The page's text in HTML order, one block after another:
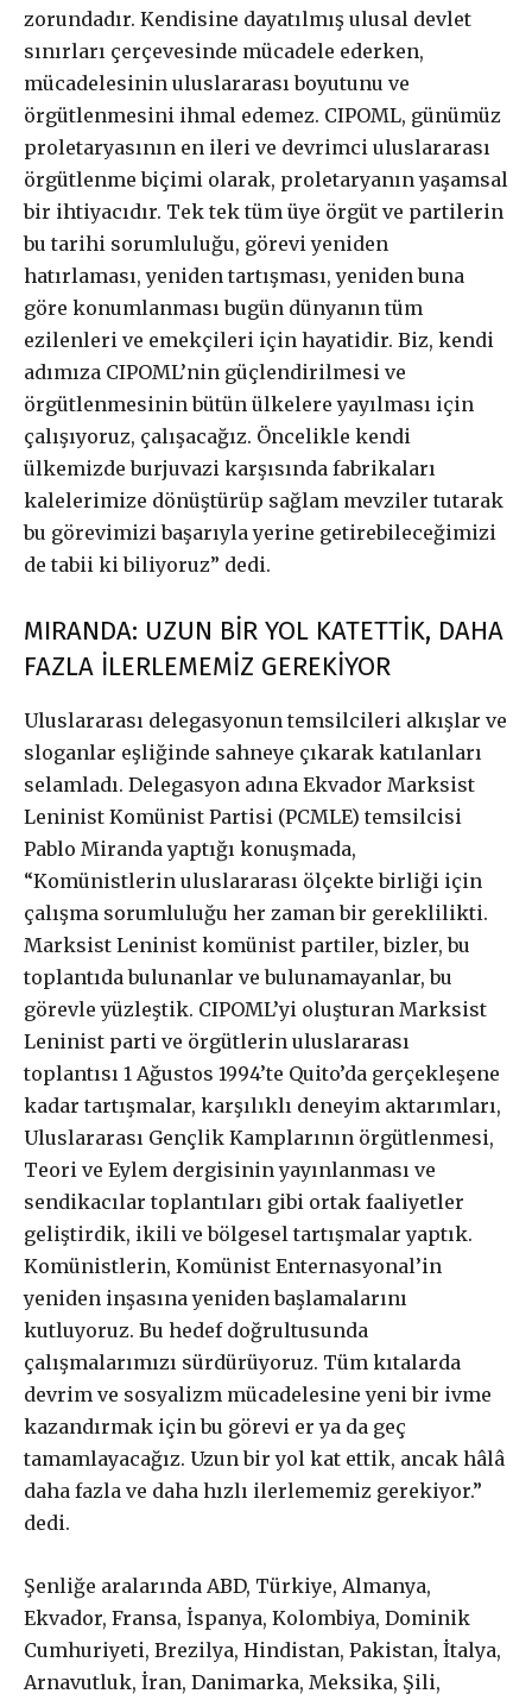
zorundadır. Kendisine dayatılmış ulusal devlet
sınırları çerçevesinde mücadele ederken,
mücadelesinin uluslararası boyutunu ve
örgütlenmesini ihmal edemez. CIPOML, günümüz
proletaryasının en ileri ve devrimci uluslararası
örgütlenme biçimi olarak, proletaryanın yaşamsal
bir ihtiyacıdır. Tek tek tüm üye örgüt ve partilerin
bu tarihi sorumluluğu, görevi yeniden
hatırlaması, yeniden tartışması, yeniden buna
göre konumlanması bugün dünyanın tüm
ezilenleri ve emekçileri için hayatidir. Biz, kendi
adımıza CIPOML’nin güçlendirilmesi ve
örgütlenmesinin bütün ülkelere yayılması için
çalışıyoruz, çalışacağız. Öncelikle kendi
ülkemizde burjuvazi karşısında fabrikaları
kalelerimize dönüştürüp sağlam mevziler tutarak
bu görevimizi başarıyla yerine getirebileceğimizi
de tabii ki biliyoruz” dedi.
MIRANDA: UZUN BİR YOL KATETTİK, DAHA
FAZLA İLERLEMEMİZ GEREKİYOR
Uluslararası delegasyonun temsilcileri alkışlar ve
sloganlar eşliğinde sahneye çıkarak katılanları
selamladı. Delegasyon adına Ekvador Marksist
Leninist Komünist Partisi (PCMLE) temsilcisi
Pablo Miranda yaptığı konuşmada,
“Komünistlerin uluslararası ölçekte birliği için
çalışma sorumluluğu her zaman bir gereklilikti.
Marksist Leninist komünist partiler, bizler, bu
toplantıda bulunanlar ve bulunamayanlar, bu
görevle yüzleştik. CIPOML’yi oluşturan Marksist
Leninist parti ve örgütlerin uluslararası
toplantısı 1 Ağustos 1994’te Quito’da gerçekleşene
kadar tartışmalar, karşılıklı deneyim aktarımları,
Uluslararası Gençlik Kamplarının örgütlenmesi,
Teori ve Eylem dergisinin yayınlanması ve
sendikacılar toplantıları gibi ortak faaliyetler
geliştirdik, ikili ve bölgesel tartışmalar yaptık.
Komünistlerin, Komünist Enternasyonal’in
yeniden inşasına yeniden başlamalarını
kutluyoruz. Bu hedef doğrultusunda
çalışmalarımızı sürdürüyoruz. Tüm kıtalarda
devrim ve sosyalizm mücadelesine yeni bir ivme
kazandırmak için bu görevi er ya da geç
tamamlayacağız. Uzun bir yol kat ettik, ancak hâlâ
daha fazla ve daha hızlı ilerlememiz gerekiyor.”
dedi.
Şenliğe aralarında ABD, Türkiye, Almanya,
Ekvador, Fransa, İspanya, Kolombiya, Dominik
Cumhuriyeti, Brezilya, Hindistan, Pakistan, İtalya,
Arnavutluk, İran, Danimarka, Meksika, Şili,